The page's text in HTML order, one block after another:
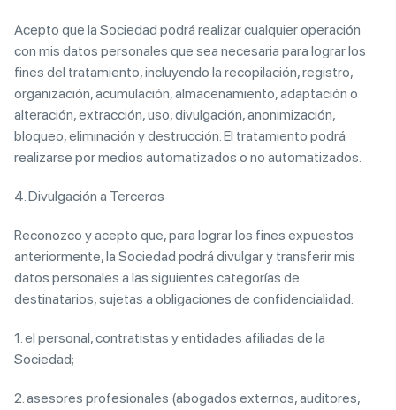
Acepto que la Sociedad podrá realizar cualquier operación
con mis datos personales que sea necesaria para lograr los
fines del tratamiento, incluyendo la recopilación, registro,
organización, acumulación, almacenamiento, adaptación o
alteración, extracción, uso, divulgación, anonimización,
bloqueo, eliminación y destrucción. El tratamiento podrá
realizarse por medios automatizados o no automatizados.
4. Divulgación a Terceros
Reconozco y acepto que, para lograr los fines expuestos
anteriormente, la Sociedad podrá divulgar y transferir mis
datos personales a las siguientes categorías de
destinatarios, sujetas a obligaciones de confidencialidad:
1. el personal, contratistas y entidades afiliadas de la
Sociedad;
2. asesores profesionales (abogados externos, auditores,